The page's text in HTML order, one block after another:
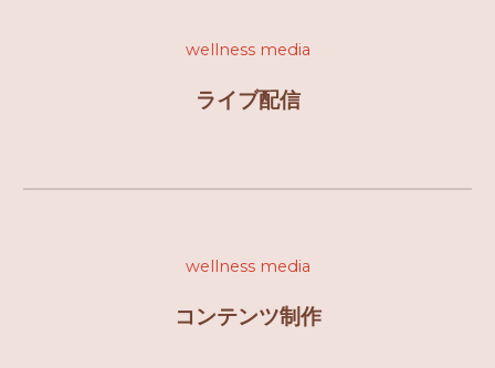
wellness media
ライブ配信
wellness media
コンテンツ制作